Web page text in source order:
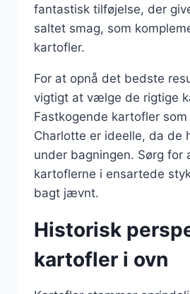
fantastisk tilføjelse, der
saltet smag, som
kartofler.
For at opnå det bedste
vigtigt at vælge de rigtige
Fastkogende kartofler
Charlotte er ideelle, da de
under bagningen. Sørg for
kartoflerne i ensartede
bagt jævnt.
Historisk
kartofler i ovn